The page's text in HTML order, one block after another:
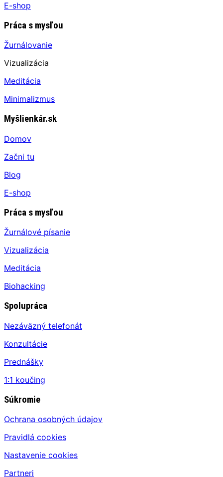
E-shop
Práca s mysľou
Žurnálovanie
Vizualizácia
Meditácia
Minimalizmus
Myšlienkár.sk
Domov
Začni tu
Blog
E-shop
Práca s mysľou
Žurnálové písanie
Vizualizácia
Meditácia
Biohacking
Spolupráca
Nezáväzný telefonát
Konzultácie
Prednášky
1:1 koučing
Súkromie
Ochrana osobných údajov
Pravidlá cookies
Nastavenie cookies
Partneri